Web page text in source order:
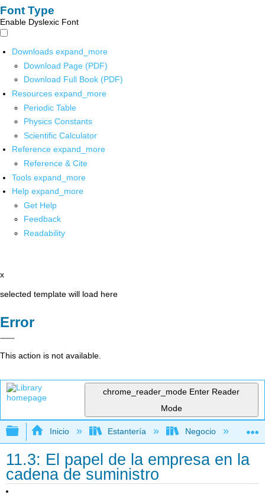
Font Type
Enable Dyslexic Font
Downloads expand_more
Download Page (PDF)
Download Full Book (PDF)
Resources expand_more
Periodic Table
Physics Constants
Scientific Calculator
Reference expand_more
Reference & Cite
Tools expand_more
Help expand_more
Get Help
Feedback
Readability
x
selected template will load here
Error
This action is not available.
chrome_reader_mode Enter Reader
Mode
Expandir/contraer jerarquía global
Inicio Estantería Negocio
11.3: El papel de la empresa en la
cadena de suministro